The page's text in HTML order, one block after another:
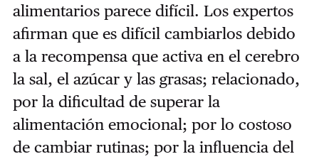
alimentarios parece difícil. Los expertos
afirman que es difícil cambiarlos debido
a la recompensa que activa en el cerebro
la sal, el azúcar y las grasas; relacionado,
por la dificultad de superar la
alimentación emocional; por lo costoso
de cambiar rutinas; por la influencia del